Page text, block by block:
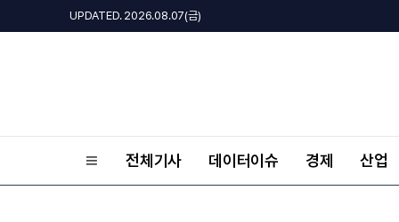
UPDATED. 2026.08.07(금)
전체기사 데이터이슈 경제 산업